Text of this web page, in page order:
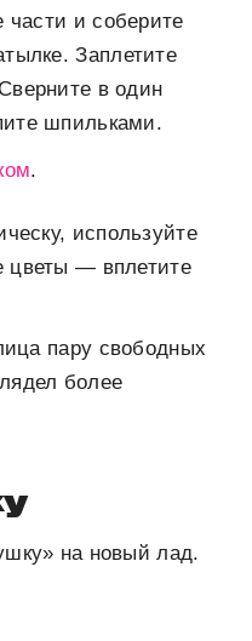
части и соберите
Заплетите
в один
шпильками.
.
используйте
цветы — вплетите
пару свободных
более
на новый лад.